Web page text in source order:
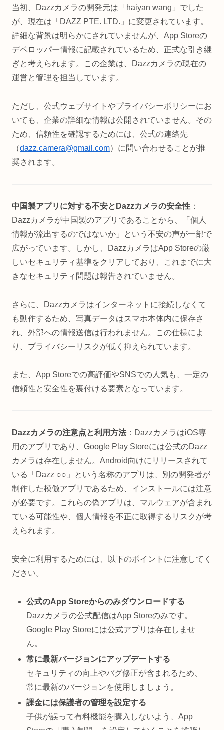
当初、Dazzカメラの開発元は「haiyan wang」でした
が、現在は「DAZZ PTE. LTD.」に変更されています。
詳細な背景は明らかにされていませんが、App Storeの
デベロッパー情報に記載されているため、正式な引き継
ぎと考えられます。この企業は、Dazzカメラの現在の
運営と管理を担当しています。
ただし、公式ウェブサイトやプライバシーポリシーにお
いても、企業の詳細な情報は公開されていません。その
ため、信頼性を確認するためには、公式の連絡先
（dazz.camera@gmail.com）に問い合わせることが推
奨されます。
中国製アプリに対する不安とDazzカメラの安全性 ：
Dazzカメラが中国製のアプリであることから、「個人
情報が流出するのではないか」という不安の声が一部で
広がっています。しかし、DazzカメラはApp Storeの厳
しいセキュリティ基準をクリアしており、これまでに大
きなセキュリティ問題は報告されていません。
さらに、Dazzカメラはインターネットに接続しなくて
も動作するため、写真データはスマホ本体内に保存さ
れ、外部への情報送信は行われません。この仕様によ
り、プライバシーリスクが低く抑えられています。
また、App Storeでの高評価やSNSでの人気も、一定の
信頼性と安全性を裏付ける要素となっています。
Dazzカメラの注意点と利用方法：DazzカメラはiOS専
用のアプリであり、Google Play Storeには公式のDazz
カメラは存在しません。Android向けにリリースされて
いる「Dazz ○○」という名称のアプリは、別の開発者が
制作した模倣アプリであるため、インストールには注意
が必要です。これらの偽アプリは、マルウェアが含まれ
ている可能性や、個人情報を不正に取得するリスクが考
えられます。
安全に利用するためには、以下のポイントに注意してく
ださい。
公式のApp Storeからのみダウンロードする
Dazzカメラの公式配信はApp Storeのみです。
Google Play Storeには公式アプリは存在しませ
ん。
常に最新バージョンにアップデートする
セキュリティの向上やバグ修正が含まれるため、
常に最新のバージョンを使用しましょう。
課金には保護者の管理を設定する
子供が誤って有料機能を購入しないよう、App